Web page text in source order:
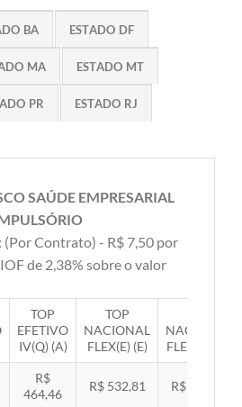
BA ESTADO DF
MA ESTADO MT
PR ESTADO RJ
SAÚDE EMPRESARIAL
(Por Contrato) - R$ 7,50 por
de 2,38% sobre o valor
TOP
EFETIVO
IV(Q) (A)
TOP
NACIONAL
FLEX(E) (E)
NACIONAL
FLEX(Q) (A)
R$
464,46
R$ 532,81 R$ 549,06